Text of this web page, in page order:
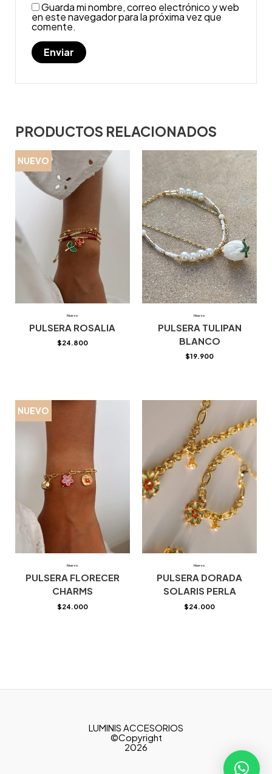
Guarda mi nombre, correo electrónico y web
en este navegador para la próxima vez que
comente.
PRODUCTOS RELACIONADOS
NUEVO
Nuevo
PULSERA ROSALIA
$24.800
Nuevo
PULSERA TULIPAN
BLANCO
$19.900
NUEVO
Nuevo
PULSERA FLORECER
CHARMS
$24.000
Nuevo
PULSERA DORADA
SOLARIS PERLA
$24.000
LUMINIS ACCESORIOS
©Copyright
2026